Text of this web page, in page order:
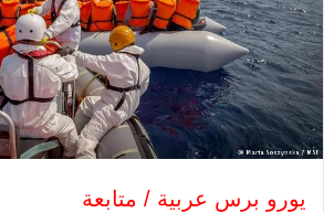
يورو برس عربية / متابعة